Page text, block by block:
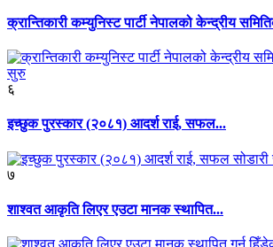
क्रान्तिकारी कम्युनिस्ट पार्टी नेपालको केन्द्रीय
६
इच्छुक पुरस्कार (२०८१) आदर्श राई, सफल...
७
शाश्वत आकृति लिएर एउटा मानक स्थापित...